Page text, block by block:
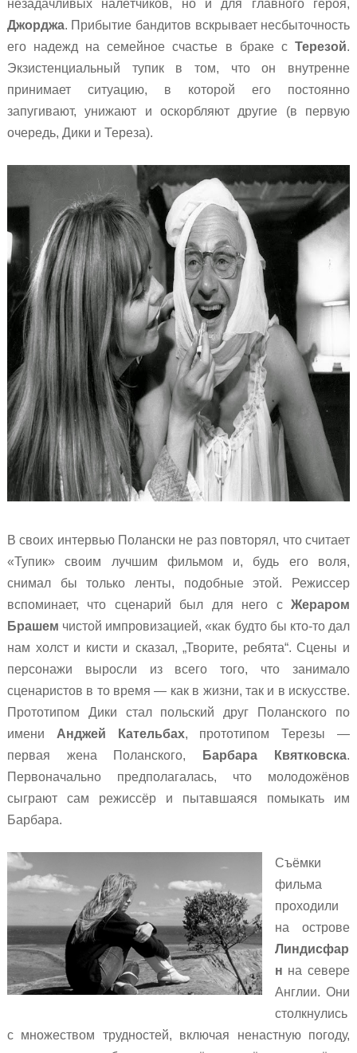
незадачливых налётчиков, но и для главного героя,
Джорджа. Прибытие бандитов вскрывает несбыточность
его надежд на семейное счастье в браке сТерезой.
Экзистенциальный тупик в том, что он внутренне
принимает ситуацию, в которой его постоянно
запугивают, унижают и оскорбляют другие (в первую
очередь, Дики и Тереза).
В своих интервью Полански не раз повторял, что считает
«Тупик» своим лучшим фильмом и, будь его воля,
снимал бы только ленты, подобные этой. Режиссер
вспоминает, что сценарий был для него сЖераром
Брашем чистой импровизацией, «как будто бы кто-то дал
нам холст и кисти и сказал, „Творите, ребята“. Сцены и
персонажи выросли из всего того, что занимало
сценаристов в то время — как в жизни, так и в искусстве.
Прототипом Дики стал польский друг Поланского по
имени Анджей Кательбах, прототипом Терезы —
первая жена Поланского,
Барбара Квятковска.
Первоначально предполагалась, что молодожёнов
сыграют сам режиссёр и пытавшаяся помыкать им
Барбара.
Съёмки
фильма
проходили
на острове
Линдисфар
н на севере
Англии. Они
столкнулись
с множеством трудностей, включая ненастную погоду,